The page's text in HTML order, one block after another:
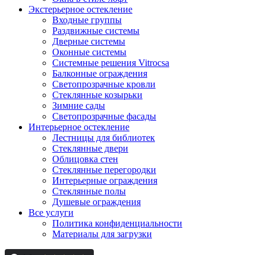
Экстерьерное остекление
Входные группы
Раздвижные системы
Дверные системы
Оконные системы
Системные решения Vitrocsa
Балконные ограждения
Светопрозрачные кровли
Стеклянные козырьки
Зимние сады
Светопрозрачные фасады
Интерьерное остекление
Лестницы для библиотек
Стеклянные двери
Облицовка стен
Стеклянные перегородки
Интерьерные ограждения
Стеклянные полы
Душевые ограждения
Все услуги
Политика конфиденциальности
Материалы для загрузки